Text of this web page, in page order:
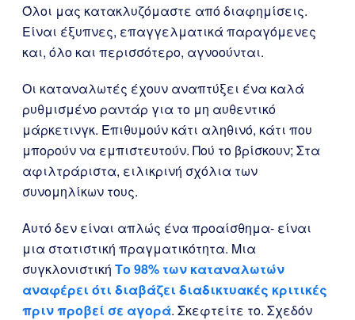
Όλοι μας κατακλυζόμαστε από διαφημίσεις.
Είναι έξυπνες, επαγγελματικά παραγόμενες
και, όλο και περισσότερο, αγνοούνται.
Οι καταναλωτές έχουν αναπτύξει ένα καλά
ρυθμισμένο ραντάρ για το μη αυθεντικό
μάρκετινγκ. Επιθυμούν κάτι αληθινό, κάτι που
μπορούν να εμπιστευτούν. Πού το βρίσκουν; Στα
αφιλτράριστα, ειλικρινή σχόλια των
συνομηλίκων τους.
Αυτό δεν είναι απλώς ένα προαίσθημα- είναι
μια στατιστική πραγματικότητα. Μια
συγκλονιστική Το 98% των καταναλωτών
αναφέρει ότι διαβάζει διαδικτυακές κριτικές
πριν προβεί σε αγορά. Σκεφτείτε το. Σχεδόν